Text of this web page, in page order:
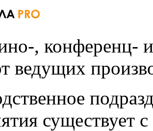
, конференц-
ведущих
существует